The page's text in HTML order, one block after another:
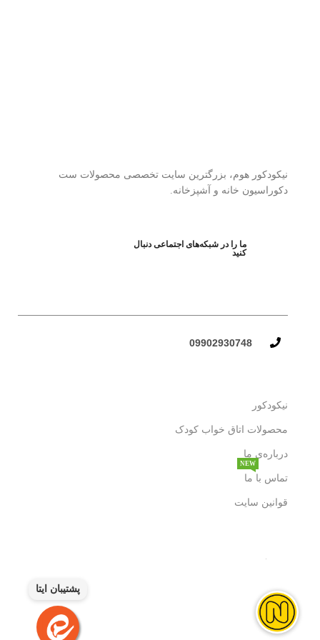
پشتیبان ایتا
نیکودکور هوم، بزرگترین سایت تخصصی محصولات ست
دکوراسیون خانه و آشپزخانه.
ما را در شبکه‌های اجتماعی دنبال
کنید
09902930748​
نیکودکور
محصولات اتاق خواب کودک
درباره‌ی ما
تماس با ما
NEW
قوانین سایت